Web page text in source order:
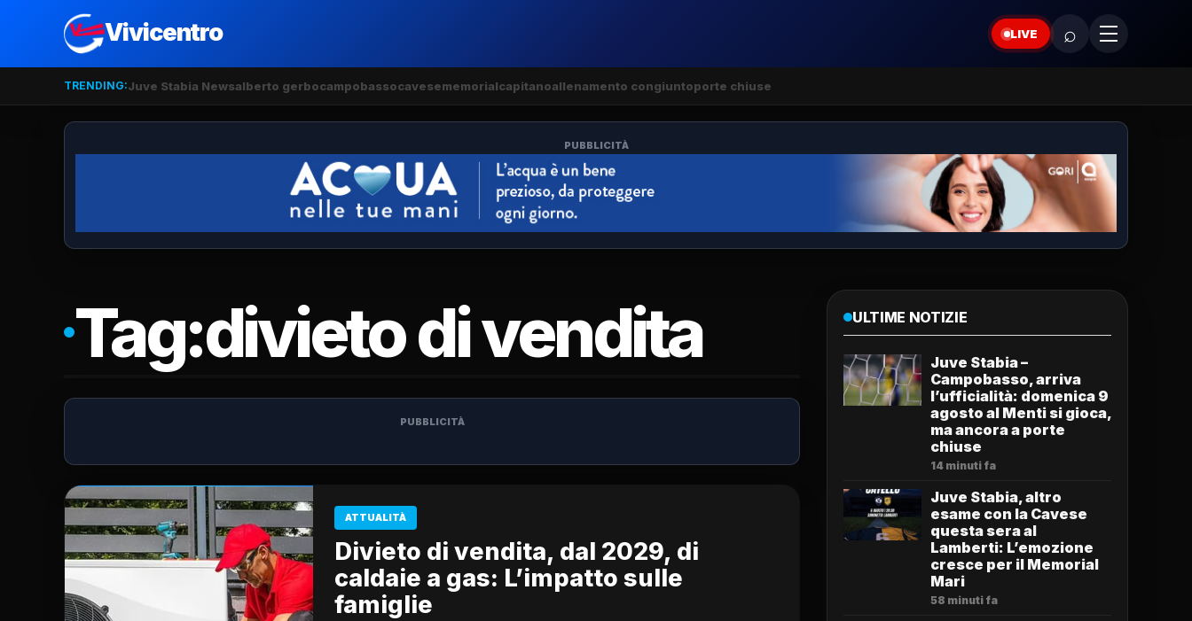
Vivicentro LIVE ⌕
TRENDING:Juve Stabia Newsalberto gerbocampobassocavesememorialcapitanoallenamento congiuntoporte chiuse
PUBBLICITÀ
Tag:divieto di vendita
PUBBLICITÀ
ATTUALITÀ
Divieto di vendita, dal 2029, di
caldaie a gas: L’impatto sulle
famiglie
ULTIME NOTIZIE
Juve Stabia –
Campobasso, arriva
l’ufficialità: domenica 9
agosto al Menti si gioca,
ma ancora a porte
chiuse
14 minuti fa
Juve Stabia, altro
esame con la Cavese
questa sera al
Lamberti: L’emozione
cresce per il Memorial
Mari
58 minuti fa